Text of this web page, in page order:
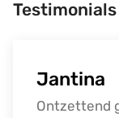
Testimonials
Jantina
Ontzettend
Bram
Goed voor
Steven
Vriendelijk